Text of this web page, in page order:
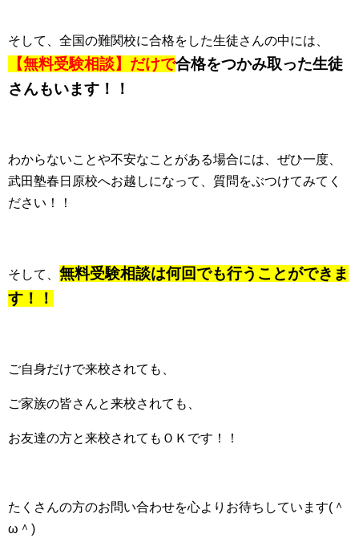
そして、全国の難関校に合格をした生徒さんの中には、
【無料受験相談】だけで合格をつかみ取った生徒
さんもいます！！
わからないことや不安なことがある場合には、ぜひ一度、
武田塾春日原校へお越しになって、質問をぶつけてみてく
ださい！！
そして、 無料受験相談は何回でも行うことができま
す！！
ご自身だけで来校されても、
ご家族の皆さんと来校されても、
お友達の方と来校されてもＯＫです！！
たくさんの方のお問い合わせを心よりお待ちしています(＾
ω＾)